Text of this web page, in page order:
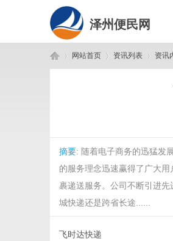
泽州便民网
网站首页 资讯列表 资讯
摘要: 随着电子商务的迅猛发
的服务理念迅速赢得了广大
裹递送服务。公司不断引进
城快递还是跨省长途......
飞时达快递